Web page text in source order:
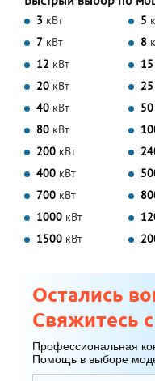
3 кВт 5
7 кВт 8
12 кВт 15
20 кВт 25
40 кВт 50
80 кВт
200 кВт
400 кВт
700 кВт
1000 кВт
1500 кВт
Остались
Свяжитесь
Профессиональная
Помощь в выборе